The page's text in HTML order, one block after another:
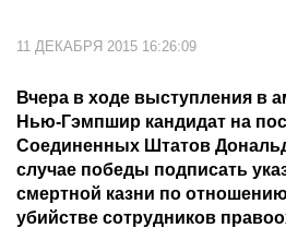
11 ДЕКАБРЯ 2015 16:26:09
Вчера в ходе выступления в
Нью-Гэмпшир кандидат на
Соединенных Штатов
случае победы подписать
смертной казни по
убийстве сотрудников